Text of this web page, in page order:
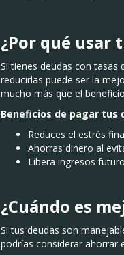
¿Por qué usar
Si tienes deudas con
reducirlas puede ser la
mucho más que el
Beneficios de pagar tus
Reduces el estrés
Ahorras dinero al
Libera ingresos
¿Cuándo es
Si tus deudas son
podrías considerar ahorrar